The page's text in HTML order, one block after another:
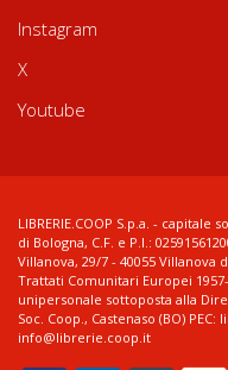
Instagram
X
Youtube
LIBRERIE.COOP S.p.a. -
di Bologna, C.F. e P.I.:
Villanova, 29/7 - 40055 Villanova
Trattati Comunitari Europei
unipersonale sottoposta alla
Soc. Coop., Castenaso (BO)
info@librerie.coop.it